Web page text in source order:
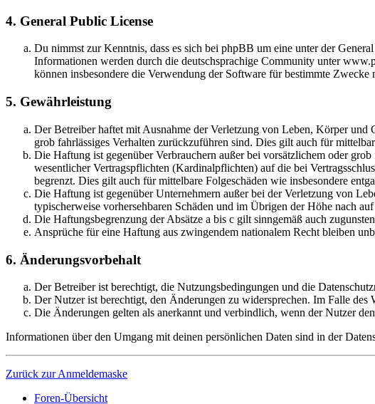
4. General Public License
Du nimmst zur Kenntnis, dass es sich bei phpBB um eine unter der
Informationen werden durch die deutschsprachige Community unter
können insbesondere die Verwendung der Software für bestimmte
5. Gewährleistung
Der Betreiber haftet mit Ausnahme der Verletzung von Leben, Körper
grob fahrlässiges Verhalten zurückzuführen sind. Dies gilt auch für
Die Haftung ist gegenüber Verbrauchern außer bei vorsätzlichem oder
wesentlicher Vertragspflichten (Kardinalpflichten) auf die bei
begrenzt. Dies gilt auch für mittelbare Folgeschäden wie insbesondere
Die Haftung ist gegenüber Unternehmern außer bei der Verletzung von
typischerweise vorhersehbaren Schäden und im Übrigen der Höhe nach
Die Haftungsbegrenzung der Absätze a bis c gilt sinngemäß auch
Ansprüche für eine Haftung aus zwingendem nationalem Recht bleiben
6. Änderungsvorbehalt
Der Betreiber ist berechtigt, die Nutzungsbedingungen und die
Der Nutzer ist berechtigt, den Änderungen zu widersprechen. Im Falle
Die Änderungen gelten als anerkannt und verbindlich, wenn der Nutzer
Informationen über den Umgang mit deinen persönlichen Daten sind in der
Zurück zur Anmeldemaske
Foren-Übersicht